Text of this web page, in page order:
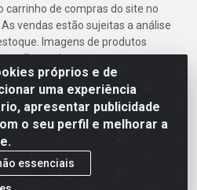
próprios e de
uma experiência
apresentar publicidade
o seu perfil e melhorar a
essenciais
carrinho de compras do site no
vendas estão sujeitas a análise
Imagens de produtos
ilustrativas.
de Construção em Geral
- Guabiraba, Recife/PE - CEP
41.097.379/0001-